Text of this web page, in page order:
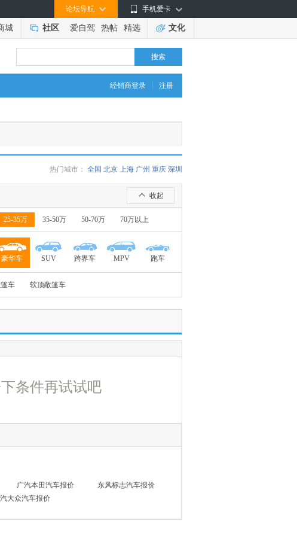
手机爱卡
论坛导航
城 社区 爱自驾 热帖 精选 文化
搜索
经销商登录 注册
热门城市： 全国 北京 上海 广州 重庆 深圳
收起
25-35万 35-50万 50-70万 70万以上
豪华车 SUV 跨界车 MPV 跑车
车 软顶敞篷车
条件再试试吧
广汽本田汽车报价
东风标志汽车报价
大众汽车报价